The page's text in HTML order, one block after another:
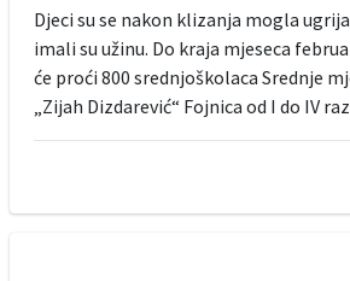
Djeci su se nakon klizanja mogla
imali su užinu. Do kraja mjeseca
će proći 800 srednjoškolaca Srednje
„Zijah Dizdarević“ Fojnica od I do IV